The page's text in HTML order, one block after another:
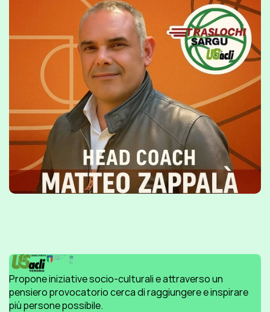
Propone iniziative socio-culturali e attraverso un
pensiero provocatorio cerca di raggiungere e inspirare
più persone possibile.